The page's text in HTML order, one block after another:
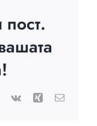
Vk Xing